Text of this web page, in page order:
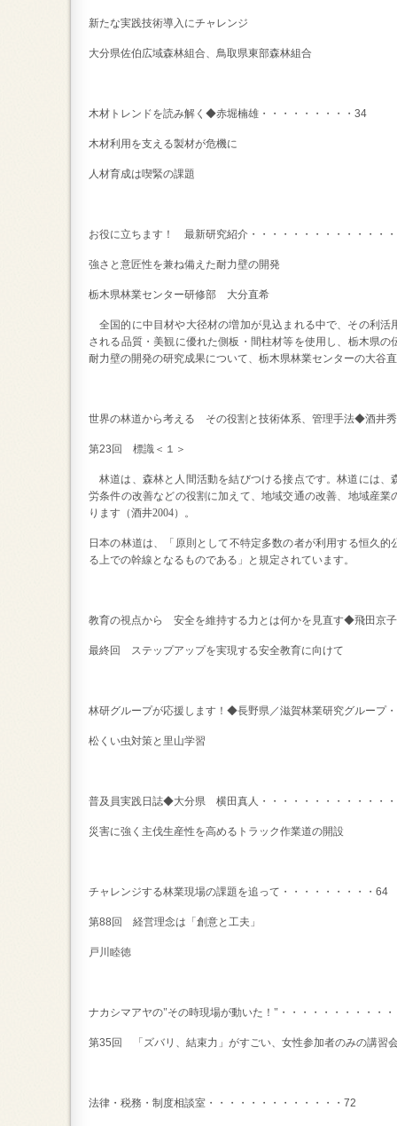
新たな実践技術導入にチャレンジ
大分県佐伯広域森林組合、鳥取県東部森林組合
木材トレンドを読み解く◆赤堀楠雄・・・・・・・・・ 34
木材利用を支える製材が危機に
人材育成は喫緊の課題
お役に立ちます！ 最新研究紹介・・・・・・・・・・・・・
強さと意匠性を兼ね備えた耐力壁の開発
栃木県林業センター研修部 大分直希
全国的に中目材や大径材の増加が見込まれる中で、その利
される品質・美観に優れた側板・間柱材等を使用し、栃木県
耐力壁の開発の研究成果について、栃木県林業センターの大谷
世界の林道から考える その役割と技術体系、管理手法◆酒井
第23 回 標識＜１＞
林道は、森林と人間活動を結びつける接点です。林道には
労条件の改善などの役割に加えて、地域交通の改善、地域産
ります（酒井2004）。
日本の林道は、「 原則として不特定多数の者が利用する恒久
る上での幹線となるものである」と規定されています。
教育の視点から 安全を維持する力とは何かを見直す◆飛田京
最終回 ステップアップを実現する安全教育に向けて
林研グループが応援します！◆長野県／滋賀林業研究グループ
松くい虫対策と里山学習
普及員実践日誌◆大分県 横田真人・・・・・・・・・・・・・
災害に強く主伐生産性を高めるトラック作業道の開設
チャレンジする林業現場の課題を追って・・・・・・・・・ 64
第88 回 経営理念は「創意と工夫」
戸川睦徳
ナカシマアヤの"その時現場が動いた！"・・・・・・・・・・
第35 回 「ズバリ、結束力」がすごい、女性参加者のみの講習
法律・税務・制度相談室・・・・・・・・・・・・・ 72